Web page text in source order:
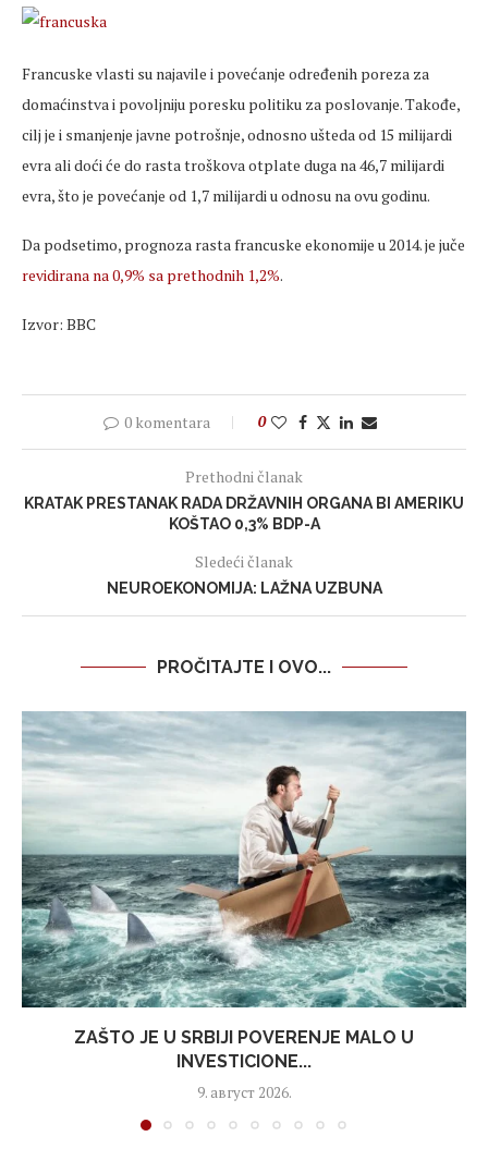
Francuske vlasti su najavile i povećanje određenih poreza za
domaćinstva i povoljniju poresku politiku za poslovanje. Takođe,
cilj je i smanjenje javne potrošnje, odnosno ušteda od 15 milijardi
evra ali doći će do rasta troškova otplate duga na 46,7 milijardi
evra, što je povećanje od 1,7 milijardi u odnosu na ovu godinu.
Da podsetimo, prognoza rasta francuske ekonomije u 2014. je juče
revidirana na 0,9% sa prethodnih 1,2%.
Izvor: BBC
0 komentara 0
Prethodni članak
KRATAK PRESTANAK RADA DRŽAVNIH ORGANA BI AMERIKU
KOŠTAO 0,3% BDP-A
Sledeći članak
NEUROEKONOMIJA: LAŽNA UZBUNA
PROČITAJTE I OVO...
ZAŠTO JE U SRBIJI POVERENJE MALO U
INVESTICIONE...
9. август 2026.